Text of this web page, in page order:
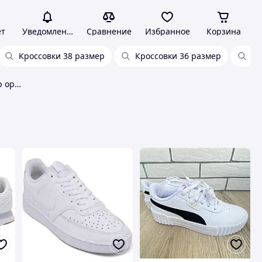
Уведомления Сравнение Избранное Корзина
Кроссовки 38 размер Кроссовки 36 размер
Кроссовки женские 38 размер оригинал